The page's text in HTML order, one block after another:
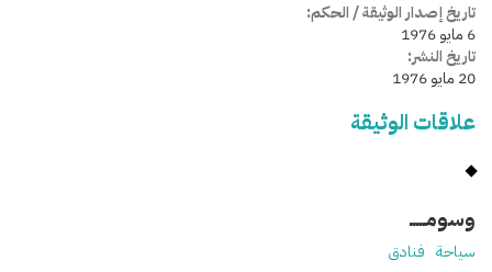
تاريخ إصدار الوثيقة / الحكم:
6 مايو 1976
تاريخ النشر:
20 مايو 1976
علاقات الوثيقة
وسومـــــ
سياحة فنادق